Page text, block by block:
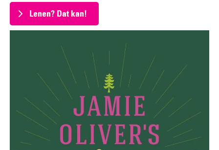
Lenen? Dat kan!